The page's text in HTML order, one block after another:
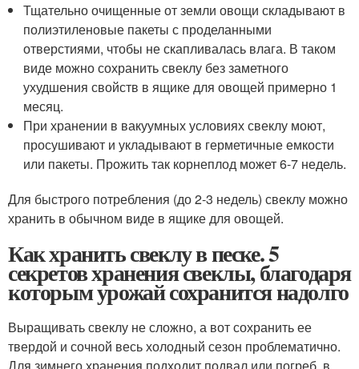
Тщательно очищенные от земли овощи складывают в
полиэтиленовые пакеты с проделанными
отверстиями, чтобы не скапливалась влага. В таком
виде можно сохранить свеклу без заметного
ухудшения свойств в ящике для овощей примерно 1
месяц.
При хранении в вакуумных условиях свеклу моют,
просушивают и укладывают в герметичные емкости
или пакеты. Прожить так корнеплод может 6-7 недель.
Для быстрого потребления (до 2-3 недель) свеклу можно
хранить в обычном виде в ящике для овощей.
Как хранить свеклу в песке. 5
секретов хранения свеклы, благодаря
которым урожай сохранится надолго
Выращивать свеклу не сложно, а вот сохранить ее
твердой и сочной весь холодный сезон проблематично.